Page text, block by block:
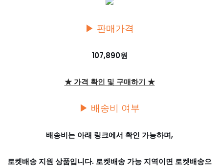
▶ 판매가격
107,890원
★ 가격 확인 및 구매하기 ★
▶ 배송비 여부
배송비는 아래 링크에서 확인 가능하며,
로켓배송 지원 상품입니다. 로켓배송 가능 지역이면 로켓배송으